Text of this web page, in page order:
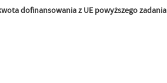
dofinansowania z UE powyższego zadania